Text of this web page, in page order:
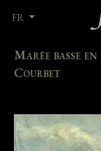
FR
Marée basse
Courbet